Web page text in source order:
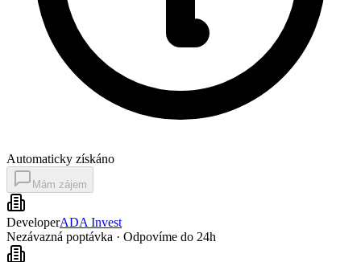
Automaticky získáno
Mám zájem
DeveloperADA Invest
Nezávazná poptávka · Odpovíme do 24h